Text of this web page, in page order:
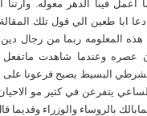
فينا الدهر معوله. وارتنا
ابا طعين الي قول تلك
المعلومه ربما من رجال دين
عصره وعندما شاهدت ماتفعل
البسيط يصبح فرعونا
يتفرعن في كثير مو
بالروساء والوزراء وقديما